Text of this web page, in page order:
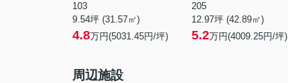
103
9.54坪 (31.57㎡)
4.8万円(5031.45円/坪)
205
12.97坪 (42.89㎡)
5.2万円(4009.25円/坪)
周辺施設